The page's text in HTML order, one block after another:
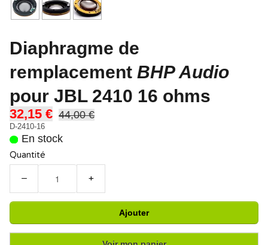
Diaphragme de
remplacement BHP Audio
pour JBL 2410 16 ohms
32,15 € 44,00 €
D-2410-16
En stock
Quantité
− +
Ajouter